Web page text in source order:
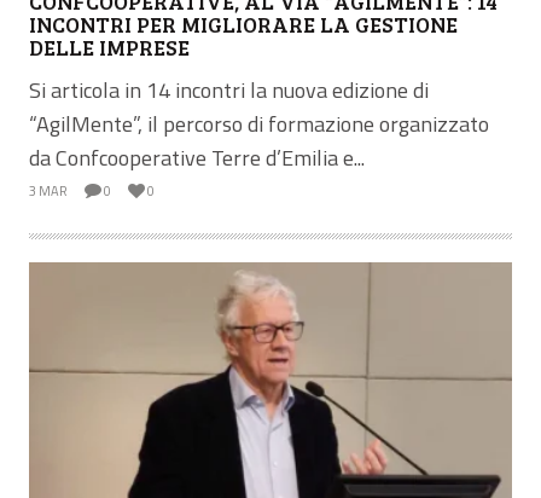
INCONTRI PER MIGLIORARE LA GESTIONE
DELLE IMPRESE
Si articola in 14 incontri la nuova edizione di
“AgilMente”, il percorso di formazione organizzato
da Confcooperative Terre d’Emilia e...
3 MAR 0 0